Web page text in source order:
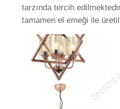
tarzında tercih
tamamen el emeği ile